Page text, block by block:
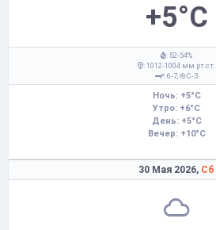
+5°C
: 52-54%
: 1012-1004 мм рт.ст.
: 6-7,
С-З
Ночь: +5°C
Утро: +6°C
День: +5°C
Вечер: +10°C
30 Мая 2026, Сб